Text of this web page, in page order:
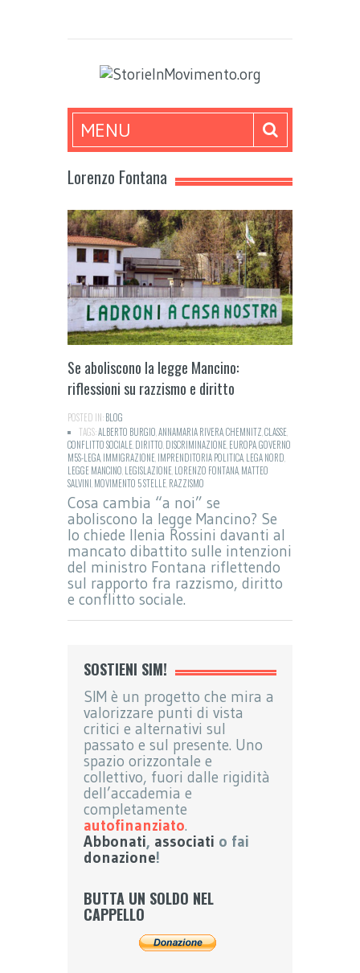
MENU
Lorenzo Fontana
Se aboliscono la legge Mancino:
riflessioni su razzismo e diritto
POSTED IN:BLOG
TAGS:ALBERTO BURGIO ANNAMARIA RIVERACHEMNITZ CLASSE
CONFLITTO SOCIALE DIRITTO DISCRIMINAZIONE EUROPAGOVERNO
M5S-LEGA IMMIGRAZIONE IMPRENDITORIA POLITICA LEGA NORD
LEGGE MANCINO LEGISLAZIONE LORENZO FONTANA MATTEO
SALVINI MOVIMENTO 5 STELLE RAZZISMO
Cosa cambia “a noi” se
aboliscono la legge Mancino? Se
lo chiede Ilenia Rossini davanti al
mancato dibattito sulle intenzioni
del ministro Fontana riflettendo
sul rapporto fra razzismo, diritto
e conflitto sociale.
SOSTIENI SIM!
SIM è un progetto che mira a
valorizzare punti di vista
critici e alternativi sul
passato e sul presente. Uno
spazio orizzontale e
collettivo, fuori dalle rigidità
dell’accademia e
completamente
autofinanziato.
Abbonati, associati o fai
donazione!
BUTTA UN SOLDO NEL
CAPPELLO